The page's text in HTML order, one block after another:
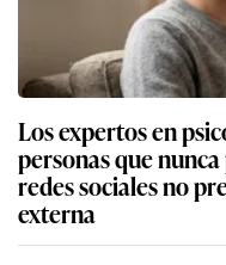
Los expertos en
personas que
redes sociales no
externa